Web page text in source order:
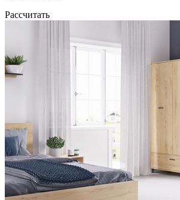
Рассчитать